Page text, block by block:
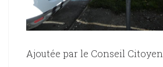
Ajoutée par le Conseil